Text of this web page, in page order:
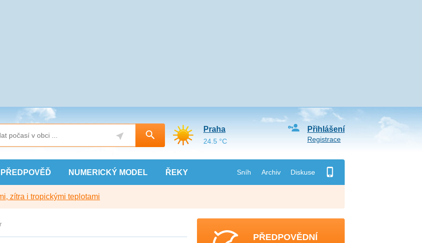
PŘEDPOVĚĎ NUMERICKÝ MODEL ŘEKY Sníh Archiv Diskuse
Přihlášení
Registrace
Praha
24.5 °C
zítra i tropickými teplotami
PŘEDPOVĚDNÍ